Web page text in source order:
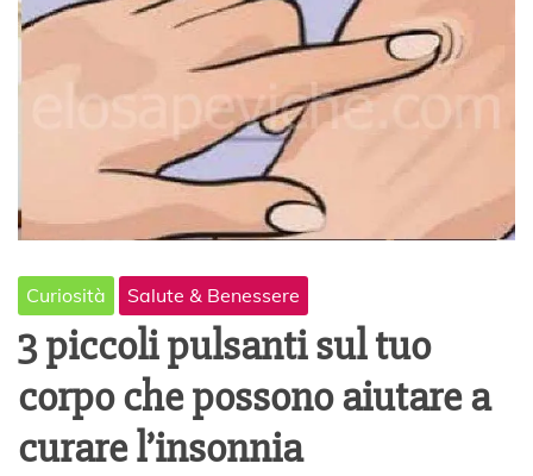
Curiosità Salute & Benessere
3 piccoli pulsanti sul tuo
corpo che possono aiutare a
curare l’insonnia